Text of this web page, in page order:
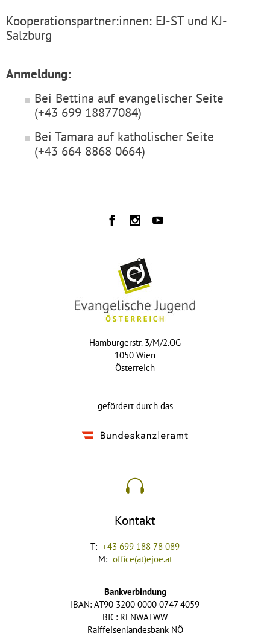
Kooperationspartner:innen: EJ-ST und KJ-
Salzburg
Anmeldung:
Bei Bettina auf evangelischer Seite
(+43 699 18877084)
Bei Tamara auf katholischer Seite
(+43 664 8868 0664)
Hamburgerstr. 3/M/2.OG
1050 Wien
Österreich
gefördert durch das
Kontakt
T: +43 699 188 78 089
M: office(at)ejoe.at
Bankverbindung
IBAN: AT90 3200 0000 0747 4059
BIC: RLNWATWW
Raiffeisenlandesbank NÖ